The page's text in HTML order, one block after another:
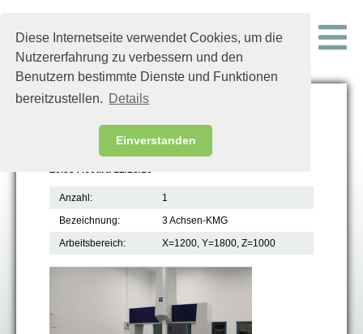
Diese Internetseite verwendet Cookies, um die
Nutzererfahrung zu verbessern und den
Benutzern bestimmte Dienste und Funktionen
bereitzustellen. Details
Einverstanden
Messmaschinen
Zeiss Accura 12/18/10
Anzahl:
1
Bezeichnung:
3 Achsen-KMG
Arbeitsbereich:
X=1200, Y=1800, Z=1000